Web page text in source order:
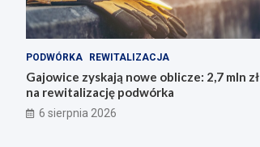
PODWÓRKA REWITALIZACJA
Gajowice zyskają nowe oblicze: 2,7 mln zł
na rewitalizację podwórka
6 sierpnia 2026